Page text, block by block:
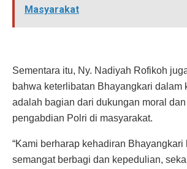
Masyarakat
Sementara itu, Ny. Nadiyah Rofikoh
bahwa keterlibatan Bhayangkari dalam
adalah bagian dari dukungan moral
pengabdian Polri di masyarakat.
“Kami berharap kehadiran Bhayangkari
semangat berbagi dan kepedulian,